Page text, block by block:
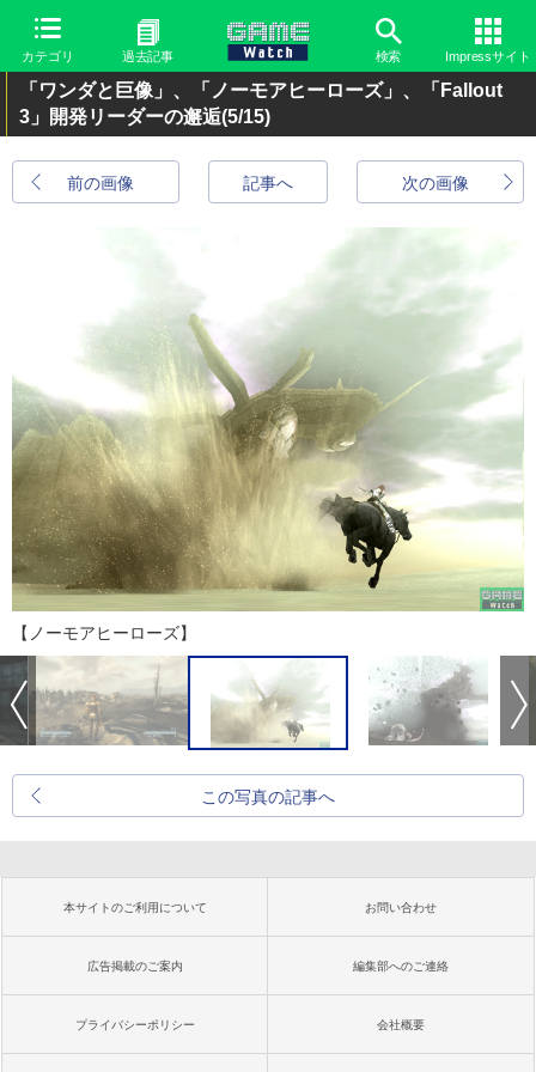
カテゴリ 過去記事 検索 Impressサイト
「ワンダと巨像」、「ノーモアヒーローズ」、「Fallout
3」開発リーダーの邂逅(5/15)
前の画像 次の画像
記事へ
【ノーモアヒーローズ】
この写真の記事へ
本サイトのご利用について お問い合わせ
広告掲載のご案内 編集部へのご連絡
プライバシーポリシー 会社概要